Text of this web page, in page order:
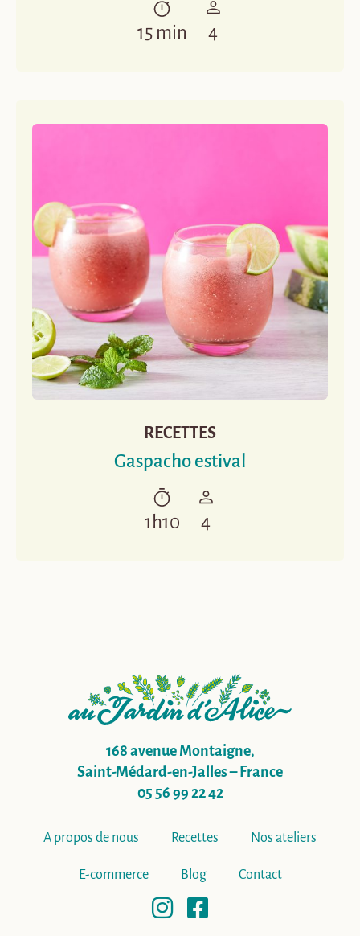
15 min 4
RECETTES
Gaspacho estival
1h10 4
168 avenue Montaigne,
Saint-Médard-en-Jalles – France
05 56 99 22 42
A propos de nous Recettes Nos ateliers
E-commerce Blog Contact